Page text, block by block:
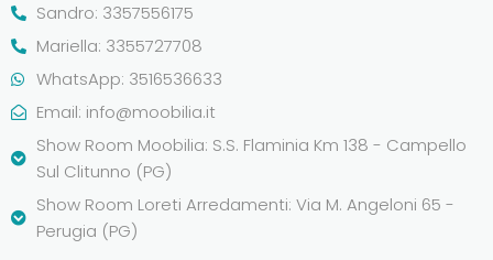
Sandro: 3357556175
Mariella: 3355727708
WhatsApp: 3516536633
Email: info@moobilia.it
Show Room Moobilia: S.S. Flaminia Km 138 - Campello
Sul Clitunno (PG)
Show Room Loreti Arredamenti: Via M. Angeloni 65 -
Perugia (PG)